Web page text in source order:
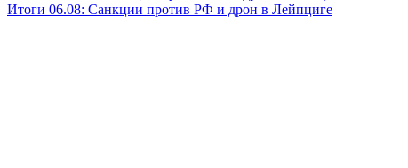
Итоги 06.08: Санкции против РФ и дрон в Лейпциге